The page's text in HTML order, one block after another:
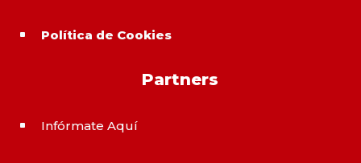
^ Política de Cookies
Partners
^ Infórmate Aquí